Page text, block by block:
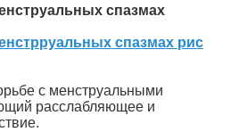
спазмах
спазмах рис
с менструальными
расслабляющее и